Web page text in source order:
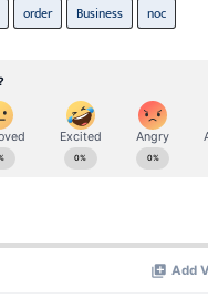
order Business noc